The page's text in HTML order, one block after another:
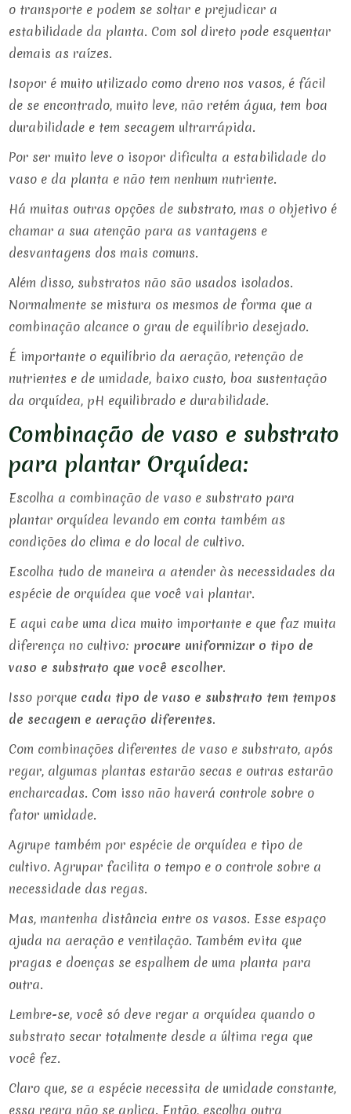
o transporte e podem se soltar e prejudicar a
estabilidade da planta. Com sol direto pode esquentar
demais as raízes.
Isopor é muito utilizado como dreno nos vasos, é fácil
de se encontrado, muito leve, não retém água, tem boa
durabilidade e tem secagem ultrarrápida.
Por ser muito leve o isopor dificulta a estabilidade do
vaso e da planta e não tem nenhum nutriente.
Há muitas outras opções de substrato, mas o objetivo é
chamar a sua atenção para as vantagens e
desvantagens dos mais comuns.
Além disso, substratos não são usados isolados.
Normalmente se mistura os mesmos de forma que a
combinação alcance o grau de equilíbrio desejado.
É importante o equilíbrio da aeração, retenção de
nutrientes e de umidade, baixo custo, boa sustentação
da orquídea, pH equilibrado e durabilidade.
Combinação de vaso e substrato
para plantar Orquídea:
Escolha a combinação de vaso e substrato para
plantar orquídea levando em conta também as
condições do clima e do local de cultivo.
Escolha tudo de maneira a atender às necessidades da
espécie de orquídea que você vai plantar.
E aqui cabe uma dica muito importante e que faz muita
diferença no cultivo: procure uniformizar o tipo de
vaso e substrato que você escolher.
Isso porque cada tipo de vaso e substrato tem tempos
de secagem e aeração diferentes.
Com combinações diferentes de vaso e substrato, após
regar, algumas plantas estarão secas e outras estarão
encharcadas. Com isso não haverá controle sobre o
fator umidade.
Agrupe também por espécie de orquídea e tipo de
cultivo. Agrupar facilita o tempo e o controle sobre a
necessidade das regas.
Mas, mantenha distância entre os vasos. Esse espaço
ajuda na aeração e ventilação. Também evita que
pragas e doenças se espalhem de uma planta para
outra.
Lembre-se, você só deve regar a orquídea quando o
substrato secar totalmente desde a última rega que
você fez.
Claro que, se a espécie necessita de umidade constante,
essa regra não se aplica. Então, escolha outra